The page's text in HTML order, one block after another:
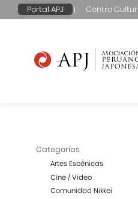
Portal APJ Centro
Categorías
Artes Escénicas
Cine / Video
Comunidad Nikkei